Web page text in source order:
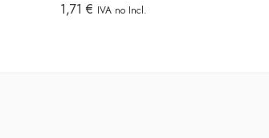
1,71 € IVA no Incl.